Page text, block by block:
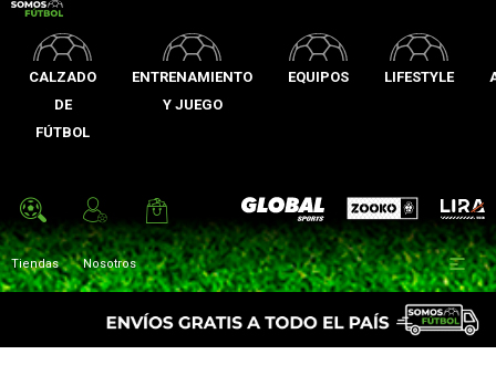
CALZADO
DE
FÚTBOL
ENTRENAMIENTO
Y JUEGO
EQUIPOS LIFESTYLE
Global Sports Zooko Lira
Tiendas Nosotros 